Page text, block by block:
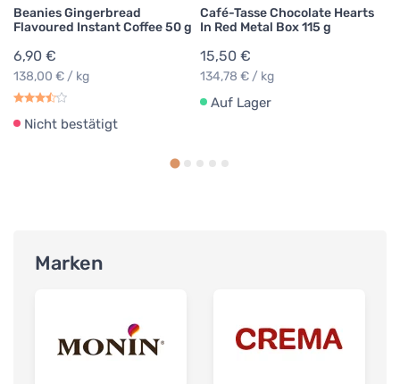
Beanies Gingerbread
Flavoured Instant Coffee 50 g
6,90 €
138,00 € / kg
Nicht bestätigt
Café-Tasse Chocolate Hearts
In Red Metal Box 115 g
15,50 €
134,78 € / kg
Auf Lager
Marken